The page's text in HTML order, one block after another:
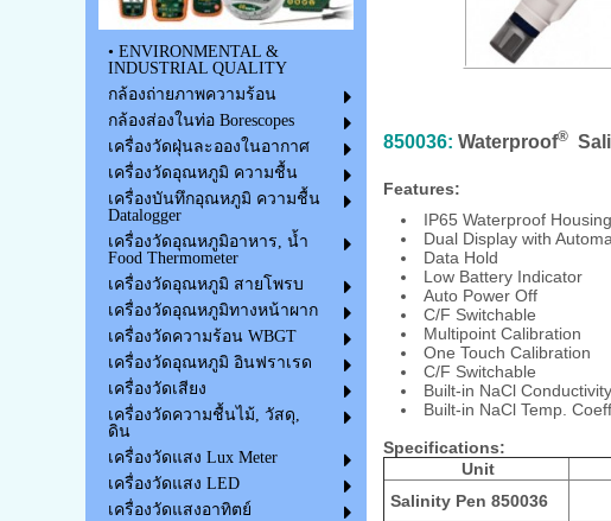
• ENVIRONMENTAL &
INDUSTRIAL QUALITY
กล้องถ่ายภาพความร้อน
กล้องส่องในท่อ Borescopes
เครื่องวัดฝุ่นละอองในอากาศ
เครื่องวัดอุณหภูมิ ความชื้น
เครื่องบันทึกอุณหภูมิ ความชื้น
Datalogger
เครื่องวัดอุณหภูมิอาหาร, น้ำ
Food Thermometer
เครื่องวัดอุณหภูมิ สายโพรบ
เครื่องวัดอุณหภูมิทางหน้าผาก
เครื่องวัดความร้อน WBGT
เครื่องวัดอุณหภูมิ อินฟราเรด
เครื่องวัดเสียง
เครื่องวัดความชื้นไม้, วัสดุ,
ดิน
เครื่องวัดแสง Lux Meter
เครื่องวัดแสง LED
เครื่องวัดแสงอาทิตย์
850036: Waterproof®
Features:
IP65 Waterproof Housing
Dual Display with
Data Hold
Low Battery Indicator
Auto Power Off
C/F Switchable
Multipoint Calibration
One Touch Calibration
C/F Switchable
Built-in NaCl
Built-in NaCl Temp.
Specifications:
Unit
Salinity Pen 850036